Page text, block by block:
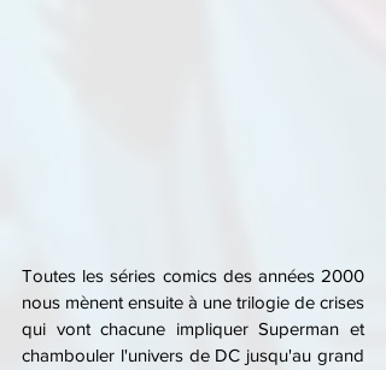
Toutes les séries comics des années 2000
nous mènent ensuite à une trilogie de crises
qui vont chacune impliquer Superman et
chambouler l'univers de DC jusqu'au grand